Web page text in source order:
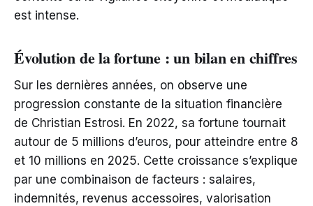
est intense.
Évolution de la fortune : un bilan en chiffres
Sur les dernières années, on observe une
progression constante de la situation financière
de Christian Estrosi. En 2022, sa fortune tournait
autour de 5 millions d’euros, pour atteindre entre 8
et 10 millions en 2025. Cette croissance s’explique
par une combinaison de facteurs : salaires,
indemnités, revenus accessoires, valorisation